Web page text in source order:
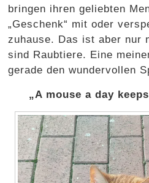
bringen ihren geliebten
„Geschenk“ mit oder
zuhause. Das ist aber nur
sind Raubtiere. Eine
gerade den wundervollen
„A mouse a day